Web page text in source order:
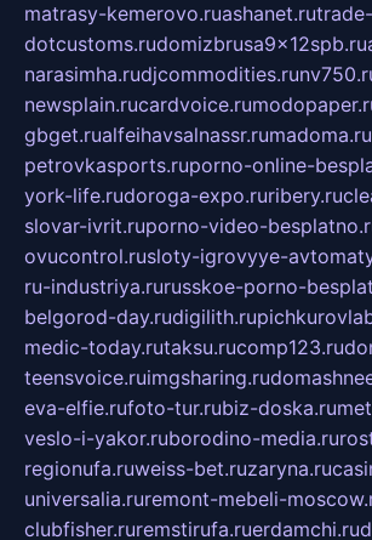
matrasy-kemerovo.ruashanet.ru
dotcustoms.rudomizbrusa9x12spb.ru
narasimha.rudjcommodities.ru
newsplain.rucardvoice.ru
gbget.rualfeihavsalnassr.rumadoma.ru
petrovkasports.ruporno-online-
york-life.rudoroga-expo.ruribery.ru
slovar-ivrit.ruporno-video-
ovucontrol.rusloty-igrovyye-
ru-industriya.rurusskoe-porno-
belgorod-day.rudigilith.ru
medic-today.rutaksu.rucomp123.ru
teensvoice.ruimgsharing.ru
eva-elfie.rufoto-tur.rubiz-doska.ru
veslo-i-yakor.ruborodino-media.ru
regionufa.ruweiss-bet.ruzaryna.ru
universalia.ruremont-mebeli-
clubfisher.ruremstirufa.ruerdamchi.ru